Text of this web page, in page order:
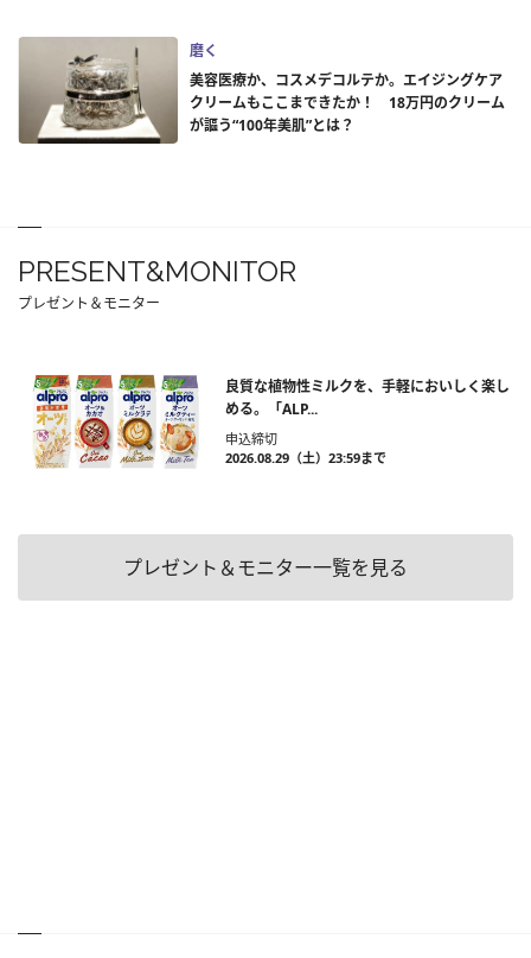
磨く
美容医療か、コスメデコルテか。エイジングケア
クリームもここまできたか！ 18万円のクリーム
が謳う“100年美肌”とは？
PRESENT&MONITOR
プレゼント＆モニター
良質な植物性ミルクを、手軽においしく楽し
める。「ALP...
申込締切
2026.08.29（土）23:59まで
プレゼント＆モニター一覧を見る